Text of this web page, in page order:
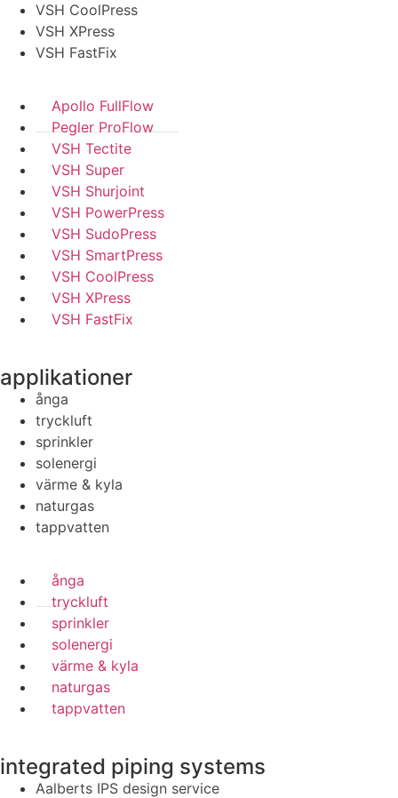
VSH CoolPress
VSH XPress
VSH FastFix
Apollo FullFlow
Pegler ProFlow
VSH Tectite
VSH Super
VSH Shurjoint
VSH PowerPress
VSH SudoPress
VSH SmartPress
VSH CoolPress
VSH XPress
VSH FastFix
applikationer
ånga
tryckluft
sprinkler
solenergi
värme & kyla
naturgas
tappvatten
ånga
tryckluft
sprinkler
solenergi
värme & kyla
naturgas
tappvatten
integrated piping systems
Aalberts IPS design service